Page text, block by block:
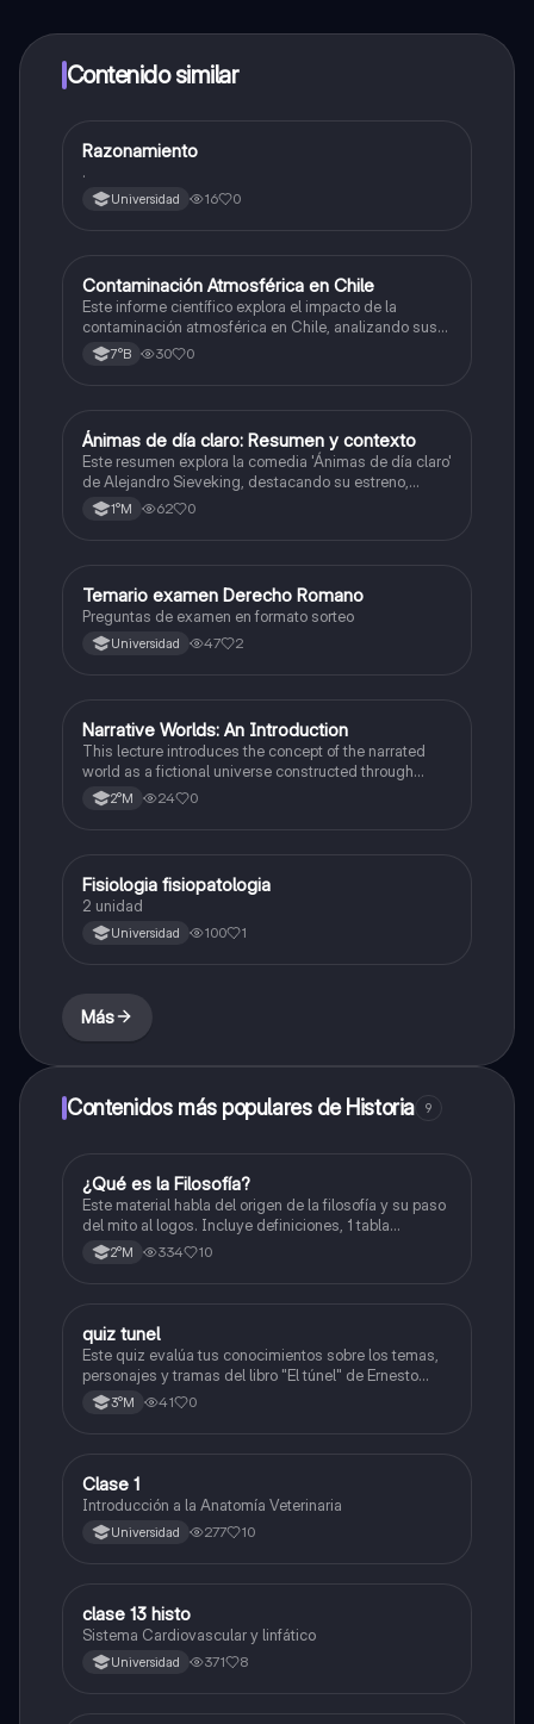
a determinadas funciones.
Contenido similar
Otros
Razonamiento
.
Universidad 16 0
Ciencias Naturales
Contaminación Atmosférica en Chile
Este informe científico explora el impacto de la
contaminación atmosférica en Chile, analizando sus
efectos en la salud y el medio ambiente, así como las
causas y posibles soluciones estructurales.
7°B 30 0
Lenguaje y Comunicación
Ánimas de día claro: Resumen y contexto
Este resumen explora la comedia 'Ánimas de día claro'
de Alejandro Sieveking, destacando su estreno,
dirección de Víctor Jara, y la influencia del folklore
chileno en la obra.
1°M 62 0
Otros
Temario examen Derecho Romano
Preguntas de examen en formato sorteo
Universidad 47 2
Lenguaje y Comunicación
Narrative Worlds: An Introduction
This lecture introduces the concept of the narrated
world as a fictional universe constructed through
words, focusing on its structure of spaces, times,
characters, and events, and analyzing the type of
2°M 24 0
Otros
Fisiologia fisiopatologia
2 unidad
Universidad 100 1
Más
Contenidos más populares de Historia 9
Historia
¿Qué es la Filosofía?
Este material habla del origen de la filosofía y su paso
del mito al logos. Incluye definiciones, 1 tabla
comparativa, conceptos como la cosmología y la
antropología, y propuestas de filósofos presocráticos.
2°M 334 10
Otros
quiz tunel
Este quiz evalúa tus conocimientos sobre los temas,
personajes y tramas del libro "El túnel" de Ernesto
Sabato.
3°M 41 0
Otros
Clase 1
Introducción a la Anatomía Veterinaria
Universidad 277 10
Otros
clase 13 histo
Sistema Cardiovascular y linfático
Universidad 371 8